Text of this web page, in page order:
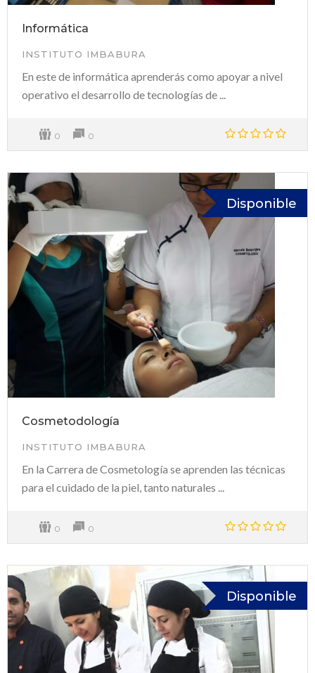
Informática
INSTITUTO IMBABURA
En este de informática aprenderás como apoyar a nivel
operativo el desarrollo de tecnologías de ...
0 0
Disponible
Cosmetodología
INSTITUTO IMBABURA
En la Carrera de Cosmetología se aprenden las técnicas
para el cuidado de la piel, tanto naturales ...
0 0
Disponible